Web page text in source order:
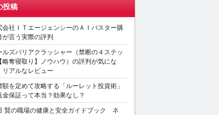
投稿
会社ＩＴエージェンシーのＡＩバスター購
が言う実際の評判
ルズバリアクラッシャー（禁断の４ステッ
略奪寝取り】ノウハウ）の評判が気にな
リアルなレビュー
額を定めて攻略する「ルーレット投資術」
金保証って本当？効果なし？
賢の職場の健康と安全ガイドブック ネ